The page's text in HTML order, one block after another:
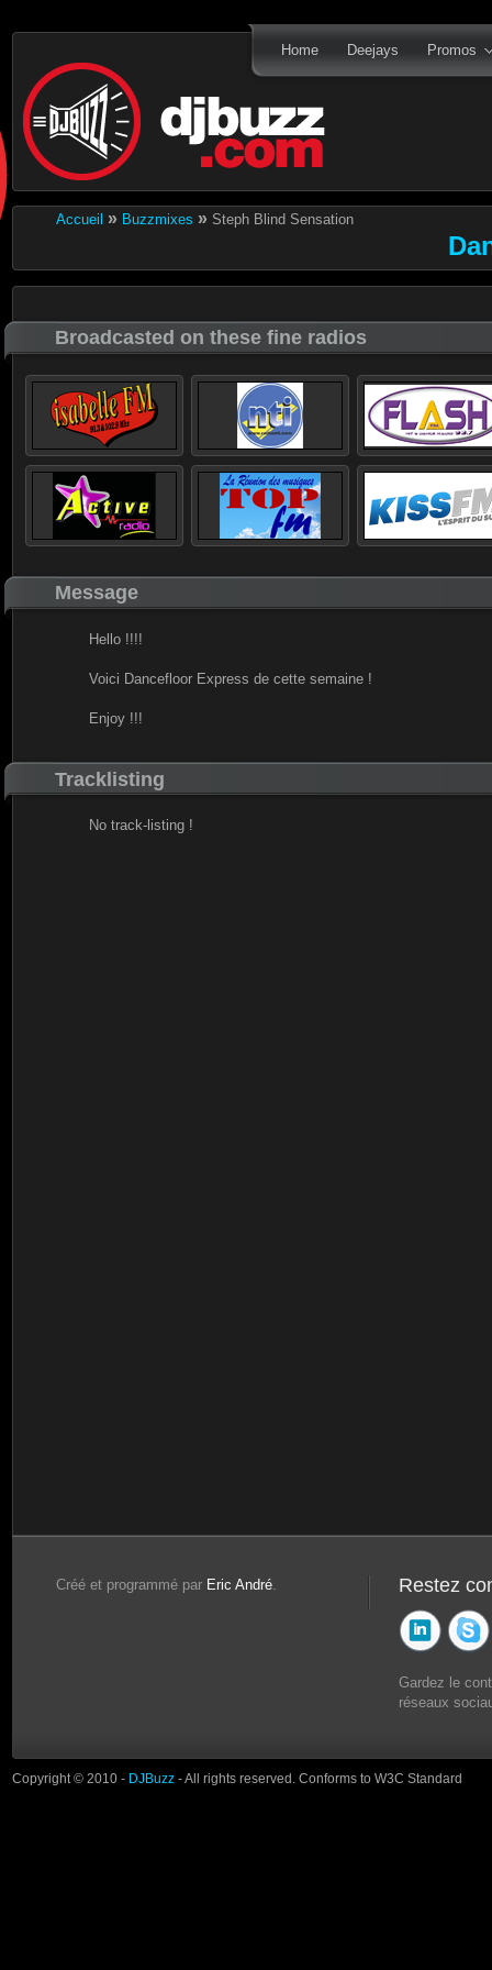
Home Deejays Promos
Accueil » Buzzmixes » Steph Blind Sensation
Broadcasted on these fine radios
Message
Hello !!!!
Voici Dancefloor Express de cette semaine !
Enjoy !!!
Tracklisting
No track-listing !
Créé et programmé par Eric André Restez
Gardez le
réseaux
Copyright © 2010 - DJBuzz - All rights reserved. Conforms to W3C Standard